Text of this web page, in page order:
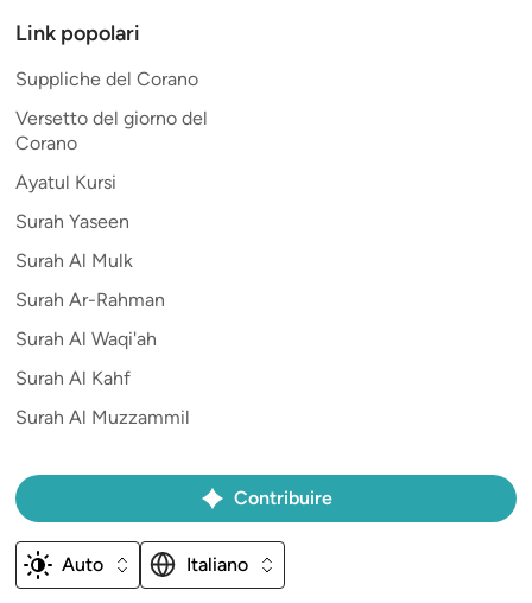
Link popolari
Suppliche del Corano
Versetto del giorno del
Corano
Ayatul Kursi
Surah Yaseen
Surah Al Mulk
Surah Ar-Rahman
Surah Al Waqi'ah
Surah Al Kahf
Surah Al Muzzammil
Contribuire
Auto Italiano